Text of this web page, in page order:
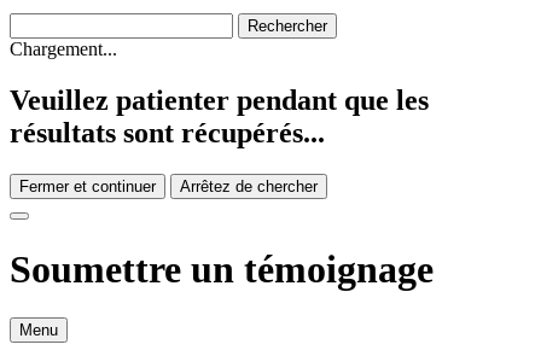
Chargement...
Veuillez patienter pendant que les
résultats sont récupérés...
Fermer et continuer Arrêtez de chercher
Soumettre un témoignage
Menu